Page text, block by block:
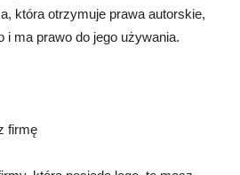
która otrzymuje prawa autorskie,
i ma prawo do jego używania.
firmę